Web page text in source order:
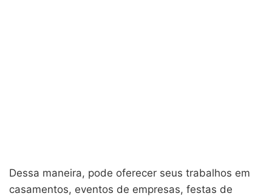
Dessa maneira, pode oferecer seus trabalhos em
casamentos, eventos de empresas, festas de